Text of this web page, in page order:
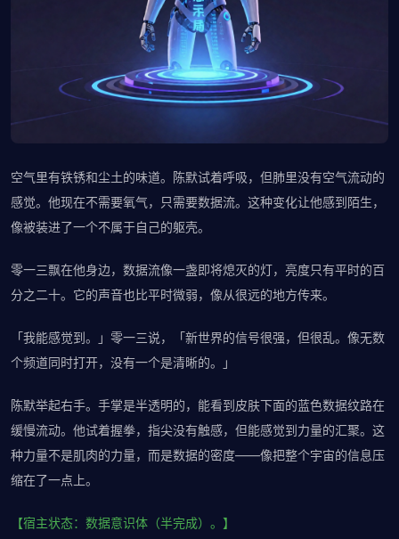
空气里有铁锈和尘土的味道。陈默试着呼吸，但肺里没有空气流动的
感觉。他现在不需要氧气，只需要数据流。这种变化让他感到陌生，
像被装进了一个不属于自己的躯壳。
零一三飘在他身边，数据流像一盏即将熄灭的灯，亮度只有平时的百
分之二十。它的声音也比平时微弱，像从很远的地方传来。
「我能感觉到。」零一三说，「新世界的信号很强，但很乱。像无数
个频道同时打开，没有一个是清晰的。」
陈默举起右手。手掌是半透明的，能看到皮肤下面的蓝色数据纹路在
缓慢流动。他试着握拳，指尖没有触感，但能感觉到力量的汇聚。这
种力量不是肌肉的力量，而是数据的密度——像把整个宇宙的信息压
缩在了一点上。
【宿主状态：数据意识体（半完成）。】